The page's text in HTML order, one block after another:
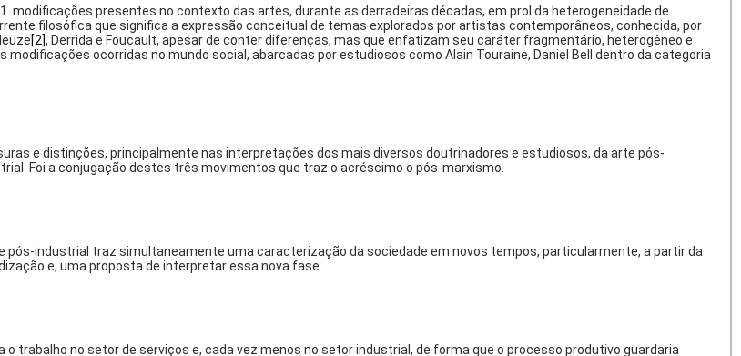
presentes no contexto das artes, durante as derradeiras décadas, em prol da heterogeneidade de
filosófica que significa a expressão conceitual de temas explorados por artistas contemporâneos, conhecida, por
[2], Derrida e Foucault, apesar de conter diferenças, mas que enfatizam seu caráter fragmentário, heterogêneo e
ocorridas no mundo social, abarcadas por estudiosos como Alain Touraine, Daniel Bell dentro da categoria
e distinções, principalmente nas interpretações dos mais diversos doutrinadores e estudiosos, da arte pós-
Foi a conjugação destes três movimentos que traz o acréscimo o pós-marxismo.
pós-industrial traz simultaneamente uma caracterização da sociedade em novos tempos, particularmente, a partir da
e, uma proposta de interpretar essa nova fase.
trabalho no setor de serviços e, cada vez menos no setor industrial, de forma que o processo produtivo guardaria